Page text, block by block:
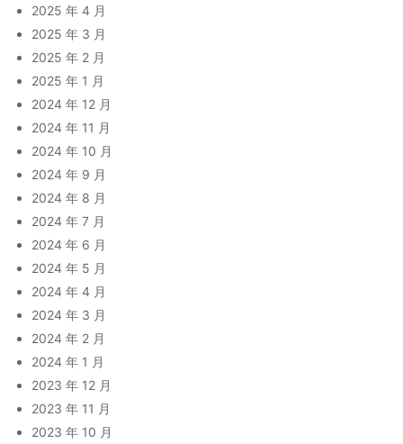
2025 年 4 月
2025 年 3 月
2025 年 2 月
2025 年 1 月
2024 年 12 月
2024 年 11 月
2024 年 10 月
2024 年 9 月
2024 年 8 月
2024 年 7 月
2024 年 6 月
2024 年 5 月
2024 年 4 月
2024 年 3 月
2024 年 2 月
2024 年 1 月
2023 年 12 月
2023 年 11 月
2023 年 10 月